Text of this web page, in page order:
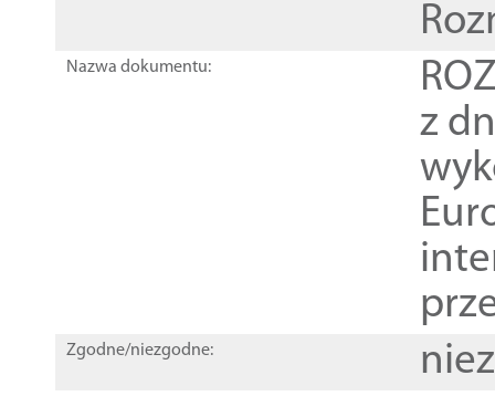
Nazwa dokumentu:
z
Zgodne/niezgodne: